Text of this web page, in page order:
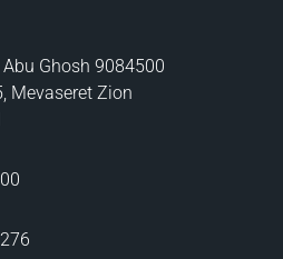
Ghosh 9084500
Mevaseret Zion